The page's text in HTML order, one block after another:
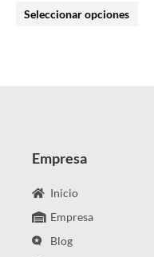
Seleccionar opciones
Empresa
Inicio
Empresa
Blog